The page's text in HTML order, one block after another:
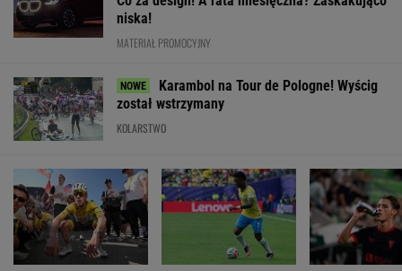
niska!
MATERIAŁ PROMOCYJNY
Karambol na Tour de Pologne! Wyścig
został wstrzymany
KOLARSTWO